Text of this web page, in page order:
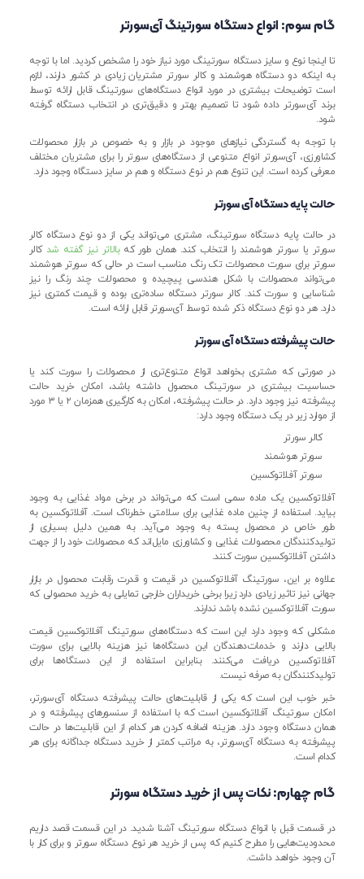
گام سوم: انواع دستگاه سورتینگ آی‌سورتر
تا اینجا نوع و سایز دستگاه سورتینگ مورد نیاز خود را مشخص کردید. اما با توجه
به اینکه دو دستگاه هوشمند و کالر سورتر مشتریان زیادی در کشور دارند، لازم
است توضیحات بیشتری در مورد انواع دستگاه‌های سورتینگ قابل ارائه توسط
برند آی‌سورتر داده شود تا تصمیم بهتر و دقیق‌تری در انتخاب دستگاه گرفته
شود.
با توجه به گستردگی نیازهای موجود در بازار و به خصوص در بازار محصولات
کشاورزی، آی‌سورتر انواع متنوعی از دستگاه‌های سورتر را برای مشتریان مختلف
معرفی کرده است. این تنوع هم در نوع دستگاه و هم در سایز دستگاه وجود دارد.
حالت پایه دستگاه آی سورتر
در حالت پایه دستگاه سورتینگ، مشتری می‌تواند یکی از دو نوع دستگاه کالر
سورتر یا سورتر هوشمند را انتخاب کند. همان طور کهبالاتر نیز گفته شدکالر
سورتر برای سورت محصولات تک رنگ مناسب است در حالی که سورتر هوشمند
می‌تواند محصولات با شکل هندسی پیچیده و محصولات چند رنگ را نیز
شناسایی و سورت کند. کالر سورتر دستگاه ساده‌تری بوده و قیمت کمتری نیز
دارد. هر دو نوع دستگاه ذکر شده توسط آی‌سورتر قابل ارائه است.
حالت پیشرفته دستگاه آی سورتر
در صورتی که مشتری بخواهد انواع متنوع‌تری از محصولات را سورت کند یا
حساسیت بیشتری در سورتینگ محصول داشته باشد، امکان خرید حالت
پیشرفته نیز وجود دارد. در حالت پیشرفته، امکان به کارگیری همزمان ۲ یا ۳ مورد
از موارد زیر در یک دستگاه وجود دارد:
کالر سورتر
سورتر هوشمند
سورتر آفلاتوکسین
آفلاتوکسین یک ماده سمی است که می‌تواند در برخی مواد غذایی به وجود
بیاید. استفاده از چنین ماده غذایی برای سلامتی خطرناک است. آفلاتوکسین به
طور خاص در محصول پسته به وجود می‌آید. به همین دلیل بسیاری از
تولیدکنندگان محصولات غذایی و کشاورزی مایل‌اند که محصولات خود را از جهت
داشتن آفلاتوکسین سورت کنند.
علاوه بر این، سورتینگ آفلاتوکسین در قیمت و قدرت رقابت محصول در بازار
جهانی نیز تاثیر زیادی دارد زیرا برخی خریداران خارجی تمایلی به خرید محصولی که
سورت آفلاتوکسین نشده باشد ندارند.
مشکلی که وجود دارد این است که دستگاه‌های سورتینگ آفلاتوکسین قیمت
بالایی دارند و خدمات‌دهندگان این دستگاه‌ها نیز هزینه بالایی برای سورت
آفلاتوکسین دریافت می‌کنند. بنابراین استفاده از این دستگاه‌ها برای
تولیدکنندگان به صرفه نیست.
خبر خوب این است که یکی از قابلیت‌های حالت پیشرفته دستگاه آی‌سورتر،
امکان سورتینگ آفلاتوکسین است که با استفاده از سنسورهای پیشرفته و در
همان دستگاه وجود دارد. هزینه اضافه کردن هر کدام از این قابلیت‌ها در حالت
پیشرفته به دستگاه آی‌سورتر، به مراتب کمتر از خرید دستگاه جداگانه برای هر
کدام است.
گام چهارم: نکات پس از خرید دستگاه سورتر
در قسمت قبل با انواع دستگاه سورتینگ آشنا شدید. در این قسمت قصد داریم
محدودیت‌هایی را مطرح کنیم که پس از خرید هر نوع دستگاه سورتر و برای کار با
آن وجود خواهد داشت.